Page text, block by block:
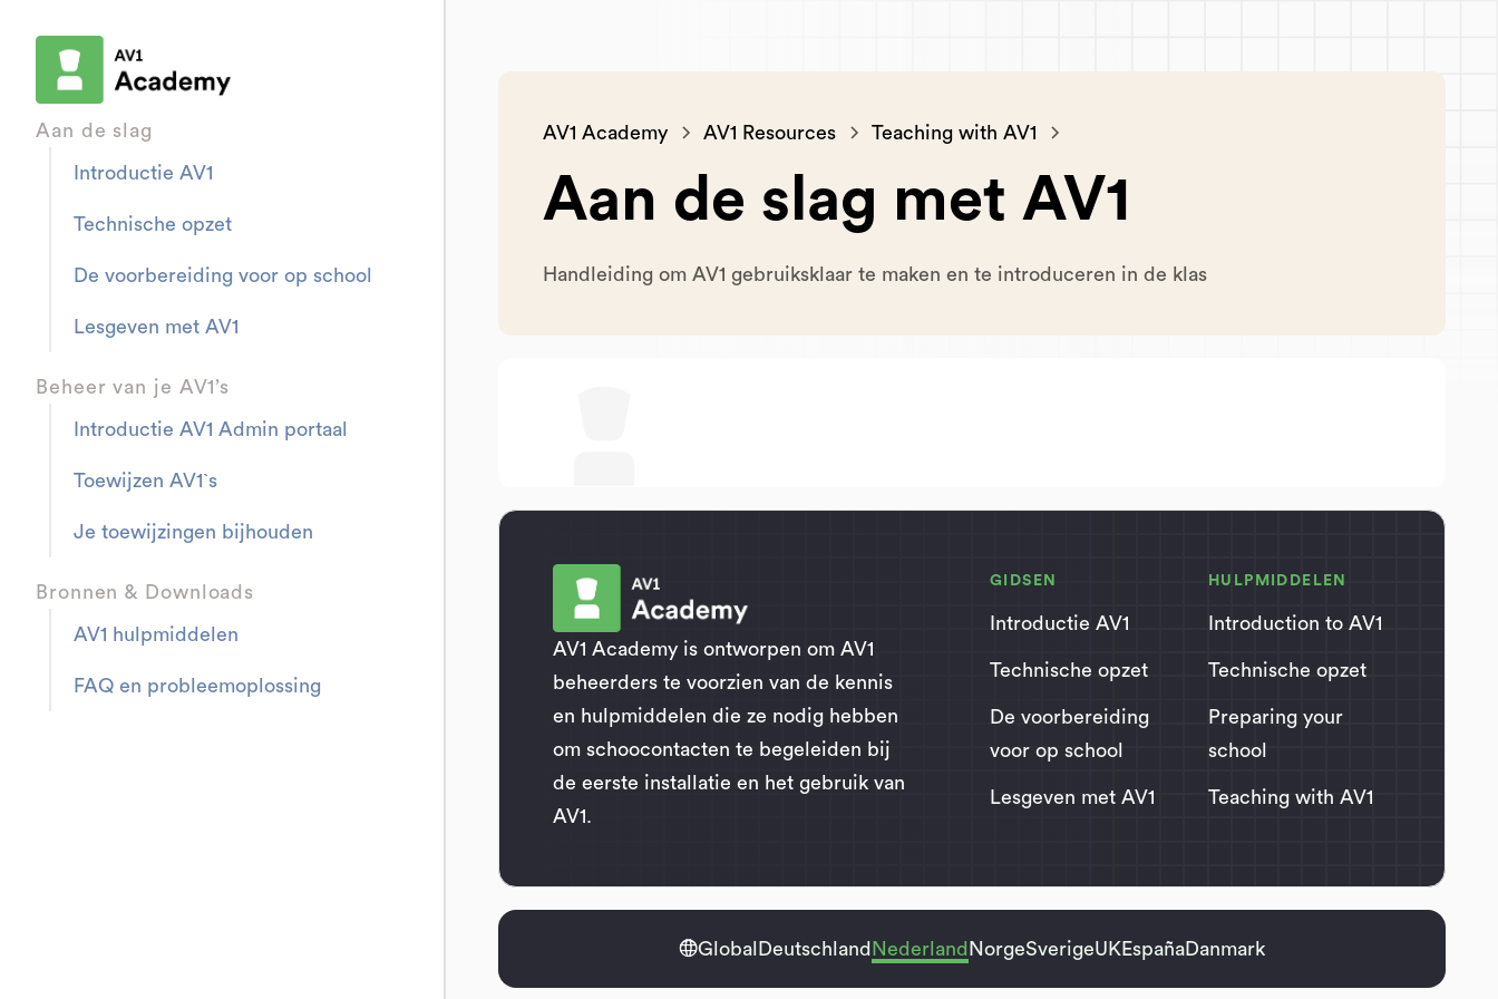
Aan de slag
Introductie AV1
Technische opzet
De voorbereiding voor op school
Lesgeven met AV1
Beheer van je AV1’s
Introductie AV1 Admin portaal
Toewijzen AV1`s
Je toewijzingen bijhouden
Bronnen & Downloads
AV1 hulpmiddelen
FAQ en probleemoplossing
AV1 Academy AV1 Resources Teaching with AV1
Aan de slag met AV1
Handleiding om AV1 gebruiksklaar te maken en te introduceren in de klas
AV1 Academy is ontworpen om AV1
beheerders te voorzien van de kennis
en hulpmiddelen die ze nodig hebben
om schoocontacten te begeleiden bij
de eerste installatie en het gebruik van
AV1.
GIDSEN
Introductie AV1
Technische opzet
De voorbereiding
voor op school
Lesgeven met AV1
HULPMIDDELEN
Introduction to AV1
Technische opzet
Preparing your
school
Teaching with AV1
Global Deutschland Nederland NorgeSverigeUKEspañaDanmark